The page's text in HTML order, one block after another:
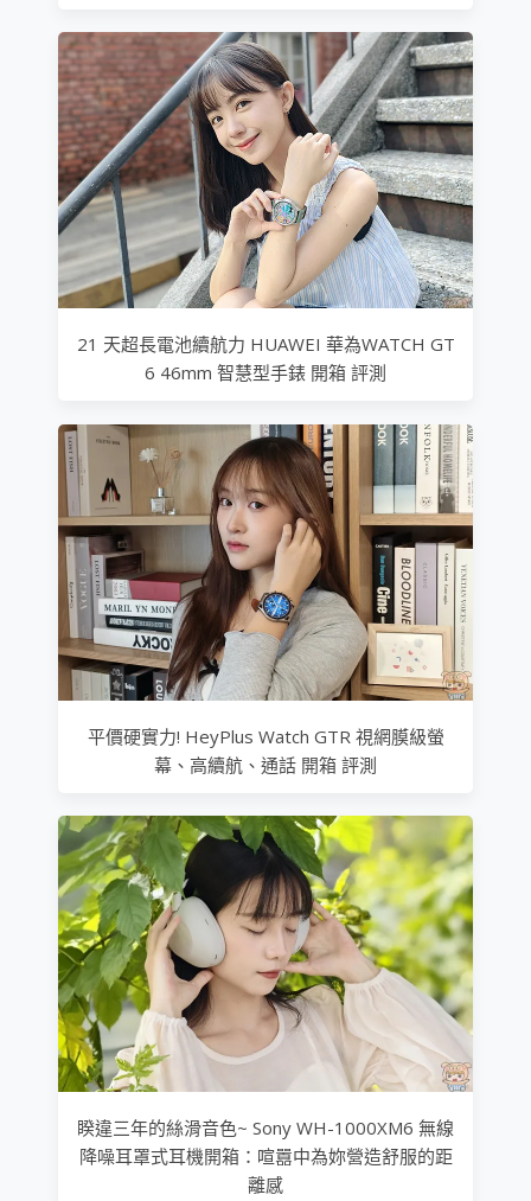
21 天超長電池續航力 HUAWEI 華為WATCH GT
6 46mm 智慧型手錶 開箱 評測
平價硬實力! HeyPlus Watch GTR 視網膜級螢
幕、高續航、通話 開箱 評測
睽違三年的絲滑音色~ Sony WH-1000XM6 無線
降噪耳罩式耳機開箱：喧囂中為妳營造舒服的距
離感